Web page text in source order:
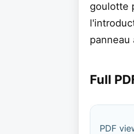
goulotte
panneau
Full
PDF